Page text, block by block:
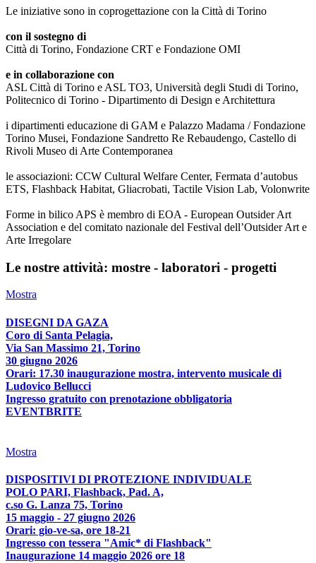
Le iniziative sono in coprogettazione con la Città di Torino
con il sostegno di
Città di Torino, Fondazione CRT e Fondazione OMI
e in collaborazione con
ASL Città di Torino e ASL TO3, Università degli Studi di Torino,
Politecnico di Torino - Dipartimento di Design e Architettura
i dipartimenti educazione di GAM e Palazzo Madama / Fondazione
Torino Musei, Fondazione Sandretto Re Rebaudengo, Castello di
Rivoli Museo di Arte Contemporanea
le associazioni: CCW Cultural Welfare Center, Fermata d’autobus
ETS, Flashback Habitat, Gliacrobati, Tactile Vision Lab, Volonwrite
Forme in bilico APS è membro di EOA - European Outsider Art
Association e del comitato nazionale del Festival dell’Outsider Art e
Arte Irregolare
Le nostre attività: mostre - laboratori - progetti
Mostra
DISEGNI DA GAZA
Coro di Santa Pelagia,
Via San Massimo 21, Torino
30 giugno 2026
Orari: 17.30 inaugurazione mostra, intervento musicale di
Ludovico Bellucci
Ingresso gratuito con prenotazione obbligatoria
EVENTBRITE
Mostra
DISPOSITIVI DI PROTEZIONE INDIVIDUALE
POLO PARI, Flashback, Pad. A,
c.so G. Lanza 75, Torino
15 maggio - 27 giugno 2026
Orari: gio-ve-sa, ore 18-21
Ingresso con tessera "Amic* di Flashback"
Inaugurazione 14 maggio 2026 ore 18